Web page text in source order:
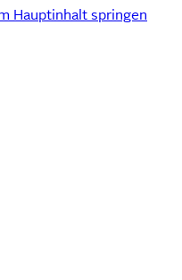
Hauptinhalt springen